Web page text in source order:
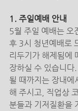
1. 주일예배 안내
5월 주일 예배는 오
후 3시 청년예배로
리두기가 해제됨에
장하실 수 있습니다
될 때까지는 장내에
해 주시고, 직업상
분들과 기저질환을